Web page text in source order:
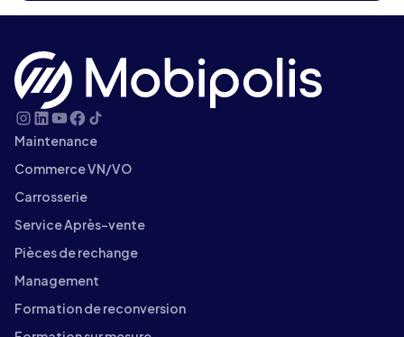
Maintenance
Commerce VN/VO
Carrosserie
Service Après-vente
Pièces de rechange
Management
Formation de reconversion